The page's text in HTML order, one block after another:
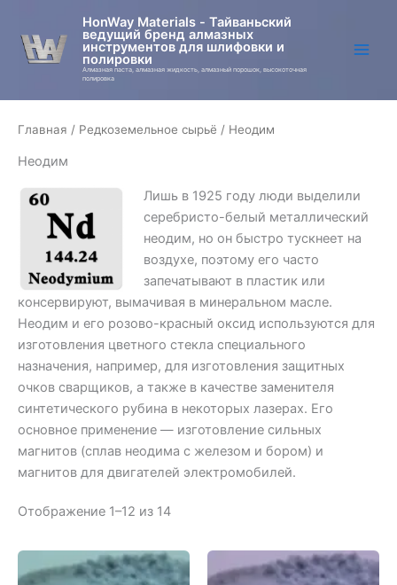
содержимому
HonWay Materials - Тайваньский
ведущий бренд алмазных
инструментов для шлифовки и
полировки
Алмазная паста, алмазная жидкость, алмазный порошок, высокоточная
полировка
Главная / Редкоземельное сырьё / Неодим
Неодим
Лишь в 1925 году люди выделили
серебристо-белый металлический
неодим, но он быстро тускнеет на
воздухе, поэтому его часто
запечатывают в пластик или
консервируют, вымачивая в минеральном масле.
Неодим и его розово-красный оксид используются для
изготовления цветного стекла специального
назначения, например, для изготовления защитных
очков сварщиков, а также в качестве заменителя
синтетического рубина в некоторых лазерах. Его
основное применение — изготовление сильных
магнитов (сплав неодима с железом и бором) и
магнитов для двигателей электромобилей.
Отображение 1–12 из 14